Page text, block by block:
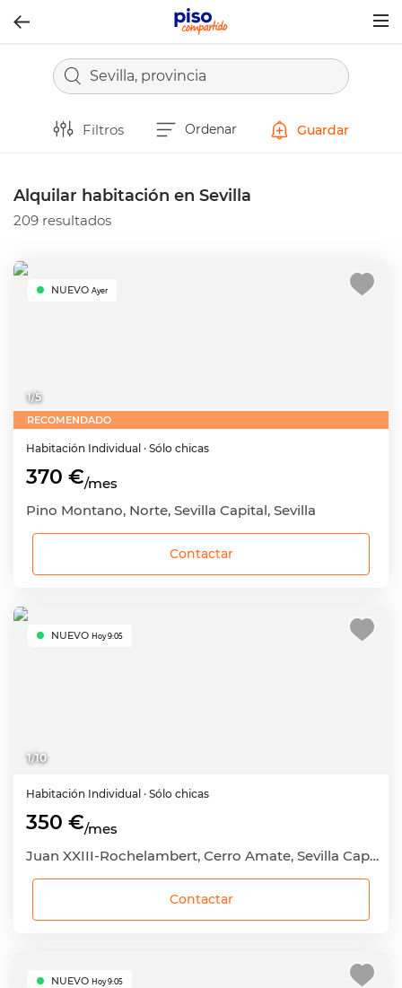
Sevilla, provincia
Filtros Ordenar Guardar
Alquilar habitación en Sevilla
209 resultados
1/5
NUEVO Ayer
RECOMENDADO
Habitación Individual · Sólo chicas
370 €/mes
Pino Montano, Norte, Sevilla Capital, Sevilla
Contactar
1/10
NUEVO Hoy 9:05
Habitación Individual · Sólo chicas
350 €/mes
Juan XXIII-Rochelambert, Cerro Amate, Sevilla Capital, Sevilla
Contactar
NUEVO Hoy 9:05